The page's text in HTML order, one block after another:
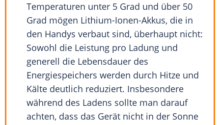
Temperaturen unter 5 Grad und über 50
Grad mögen Lithium-Ionen-Akkus, die in
den Handys verbaut sind, überhaupt nicht:
Sowohl die Leistung pro Ladung und
generell die Lebensdauer des
Energiespeichers werden durch Hitze und
Kälte deutlich reduziert. Insbesondere
während des Ladens sollte man darauf
achten, dass das Gerät nicht in der Sonne